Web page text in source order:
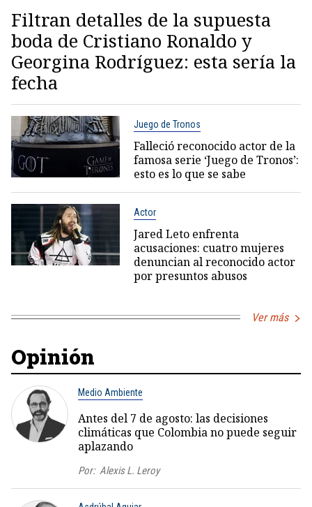
Filtran detalles de la supuesta
boda de Cristiano Ronaldo y
Georgina Rodríguez: esta sería la
fecha
Juego de Tronos
Falleció reconocido actor de la
famosa serie ‘Juego de Tronos’:
esto es lo que se sabe
Actor
Jared Leto enfrenta
acusaciones: cuatro mujeres
denuncian al reconocido actor
por presuntos abusos
Ver más
Opinión
Medio Ambiente
Antes del 7 de agosto: las decisiones
climáticas que Colombia no puede seguir
aplazando
Por: Alexis L. Leroy